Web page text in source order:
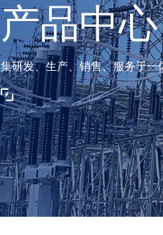
产品中心
集研发、生产、销售、服务于一